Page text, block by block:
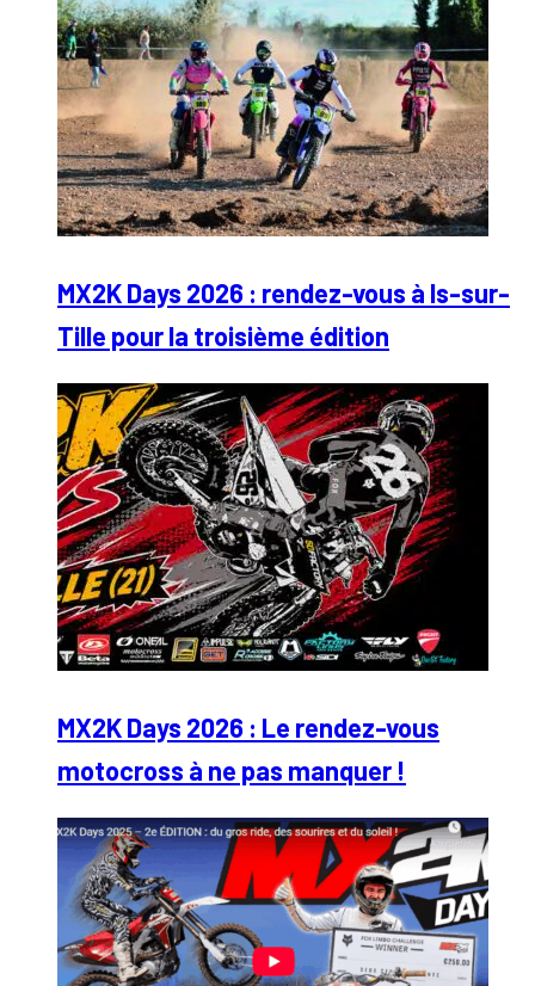
MX2K Days 2026 : rendez-vous à Is-sur-
Tille pour la troisième édition
MX2K Days 2026 : Le rendez-vous
motocross à ne pas manquer !